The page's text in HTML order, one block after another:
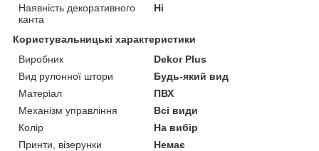
Наявність декоративного
канта
Ні
Користувальницькі характеристики
Виробник
Dekor Plus
Вид рулонної штори
Будь-який вид
Матеріал
ПВХ
Механізм управління
Всі види
Колір
На вибір
Принти, візерунки
Немає